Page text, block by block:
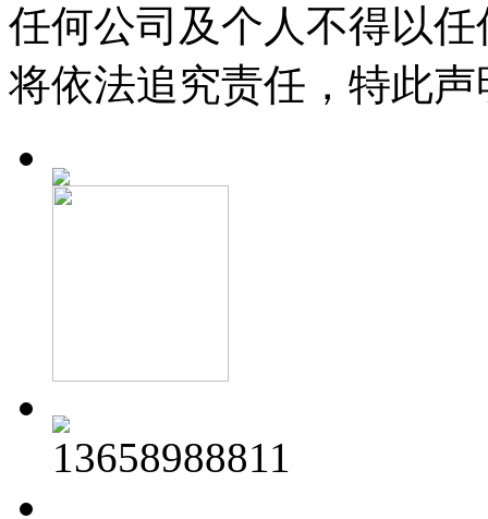
任何公司及个人不得以
将依法追究责任，特此声
13658988811